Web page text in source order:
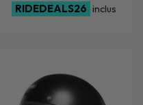
RIDEDEALS26 inclus